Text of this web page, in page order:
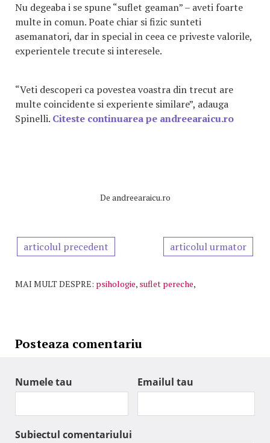
Nu degeaba i se spune “suflet geaman” – aveti foarte
multe in comun. Poate chiar si fizic sunteti
asemanatori, dar in special in ceea ce priveste valorile,
experientele trecute si interesele.
“Veti descoperi ca povestea voastra din trecut are
multe coincidente si experiente similare”, adauga
Spinelli. Citeste continuarea pe andreearaicu.ro
De andreearaicu.ro
articolul precedent articolul urmator
MAI MULT DESPRE: psihologie, suflet pereche,
Posteaza comentariu
Numele tau Emailul tau
Subiectul comentariului